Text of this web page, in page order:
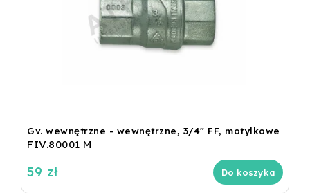
Gv. wewnętrzne - wewnętrzne, 3/4" FF, motylkowe
FIV.80001 M
59 zł Do koszyka